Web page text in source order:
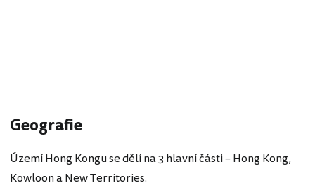
Geografie
Území Hong Kongu se dělí na 3 hlavní části – Hong Kong,
Kowloon a New Territories.